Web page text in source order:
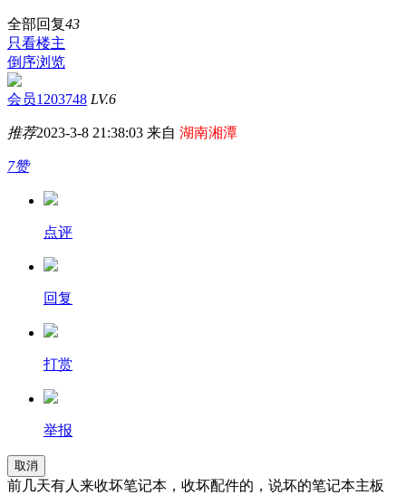
全部回复43
只看楼主
倒序浏览
会员1203748 LV.6
推荐2023-3-8 21:38:03 来自 湖南湘潭
7赞
点评
回复
打赏
举报
取消
前几天有人来收坏笔记本，收坏配件的，说坏的笔记本主板